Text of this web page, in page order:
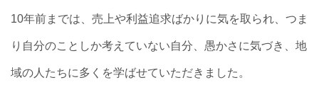
10年前までは、売上や利益追求ばかりに気を取られ、つま
り自分のことしか考えていない自分、愚かさに気づき、地
域の人たちに多くを学ばせていただきました。